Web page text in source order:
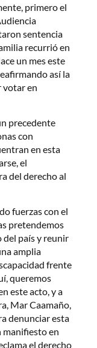
primero el
sentencia
recurrió en
un mes este
así la
votar en
precedente
con
en esta
el
del derecho al
fuerzas con el
pretendemos
país y reunir
amplia
frente
queremos
este acto, y a
Mar Caamaño,
denunciar esta
manifiesto en
el derecho